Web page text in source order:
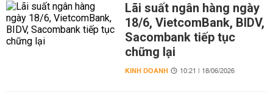
Lãi suất ngân hàng ngày
18/6, VietcomBank, BIDV,
Sacombank tiếp tục
chững lại
KINH DOANH 10:21 | 18/06/2026